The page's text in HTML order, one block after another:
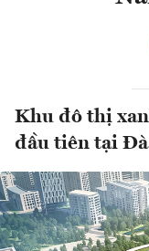
Khu đô thị
đầu tiên tại